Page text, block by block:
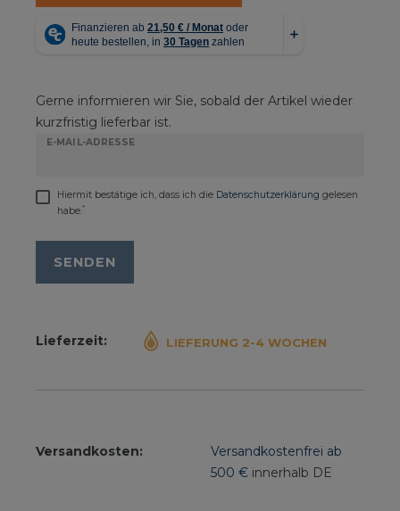
Gerne informieren wir Sie, sobald der Artikel wieder
kurzfristig lieferbar ist.
E-MAIL-ADRESSE
Hiermit bestätige ich, dass ich die Daten­schutz­erklärung gelesen
habe.*
SENDEN
Lieferzeit: LIEFERUNG 2-4 WOCHEN
Versandkosten:
Versandkostenfrei ab
500 € innerhalb DE